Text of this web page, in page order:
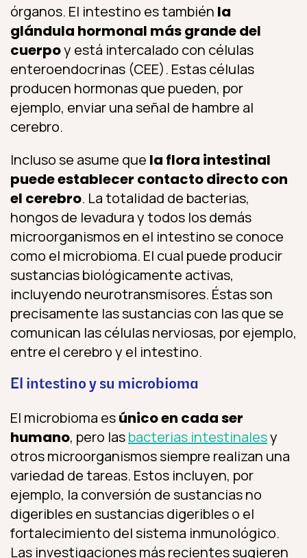
órganos. El intestino es también la
glándula hormonal más grande del
cuerpoy está intercalado con células
enteroendocrinas (CEE). Estas células
producen hormonas que pueden, por
ejemplo, enviar una señal de hambre al
cerebro.
Incluso se asume que la flora intestinal
puede establecer contacto directo con
el cerebro. La totalidad de bacterias,
hongos de levadura y todos los demás
microorganismos en el intestino se conoce
como el microbioma. El cual puede producir
sustancias biológicamente activas,
incluyendo neurotransmisores. Éstas son
precisamente las sustancias con las que se
comunican las células nerviosas, por ejemplo,
entre el cerebro y el intestino.
El intestino y su microbioma
El microbioma esúnico en cada ser
humano, pero lasbacterias intestinalesy
otros microorganismos siempre realizan una
variedad de tareas. Estos incluyen, por
ejemplo, la conversión de sustancias no
digeribles en sustancias digeribles o el
fortalecimiento del sistema inmunológico.
Las investigaciones más recientes sugieren